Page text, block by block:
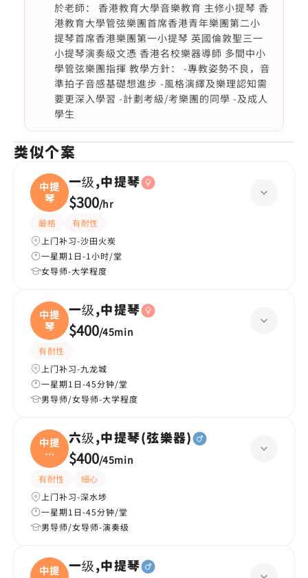
於老師： 香港教育大學音樂教育 主修小提琴 香
港教育大學管弦樂團首席香港青年樂團第二小
提琴首席香港樂團第一小提琴 英國倫敦聖三一
小提琴演奏級文憑 香港名校樂器導師 多間中小
學管弦樂團指揮 教學方針： -專教姿勢不良，音
準拍子音感基礎想進步 -風格演繹及樂理認知需
要更深入學習 -計劃考級/考樂團的同學 -及成人
學生
类似个案
中提
琴
一级,中提琴
$300/hr
嚴格
有耐性
上门补习-沙田火炭
一星期1日-1小时/堂
女导师-大学程度
中提
琴
一级,中提琴
$400/45min
有耐性
上门补习-九龙城
一星期1日-45分钟/堂
男导师/女导师-大学程度
中提
琴
(弦
六级,中提琴(弦樂器)
$400/45min
有耐性
細心
上门补习-深水埗
一星期1日-45分钟/堂
男导师/女导师-演奏级
中提
一级,中提琴